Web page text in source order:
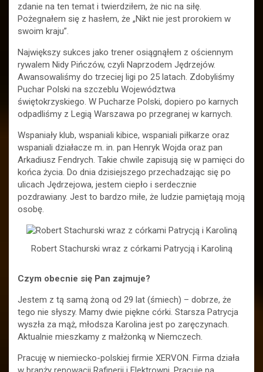
zdanie na ten temat i twierdziłem, że nic na siłę.
Pożegnałem się z hasłem, że „Nikt nie jest prorokiem w
swoim kraju”.
Największy sukces jako trener osiągnąłem z ościennym
rywalem Nidy Pińczów, czyli Naprzodem Jędrzejów.
Awansowaliśmy do trzeciej ligi po 25 latach. Zdobyliśmy
Puchar Polski na szczeblu Województwa
świętokrzyskiego. W Pucharze Polski, dopiero po karnych
odpadliśmy z Legią Warszawa po przegranej w karnych.
Wspaniały klub, wspaniali kibice, wspaniali piłkarze oraz
wspaniali działacze m. in. pan Henryk Wojda oraz pan
Arkadiusz Fendrych. Takie chwile zapisują się w pamięci do
końca życia. Do dnia dzisiejszego przechadzając się po
ulicach Jędrzejowa, jestem ciepło i serdecznie
pozdrawiany. Jest to bardzo miłe, że ludzie pamiętają moją
osobę.
Robert Stachurski wraz z córkami Patrycją i Karoliną
Czym obecnie się Pan zajmuje?
Jestem z tą samą żoną od 29 lat (śmiech) – dobrze, że
tego nie słyszy. Mamy dwie piękne córki. Starsza Patrycja
wyszła za mąż, młodsza Karolina jest po zaręczynach.
Aktualnie mieszkamy z małżonką w Niemczech.
Pracuję w niemiecko-polskiej firmie XERVON. Firma działa